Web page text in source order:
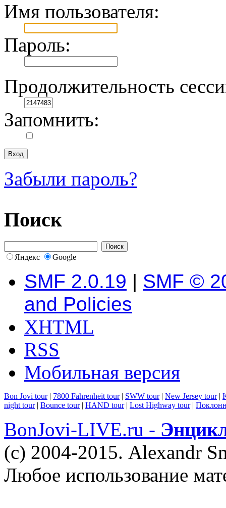
Имя пользователя:
Пароль:
Продолжительность
Запомнить:
Забыли пароль?
Поиск
Яндекс Google
SMF 2.0.19 | SMF ©
and Policies
XHTML
RSS
Мобильная версия
Bon Jovi tour| 7800 Fahrenheit tour| SWW tour| New Jersey tour|
night tour| Bounce tour| HAND tour| Lost Highway tour|
BonJovi-LIVE.ru -
(c) 2004-2015. Alexandr
Любое использование